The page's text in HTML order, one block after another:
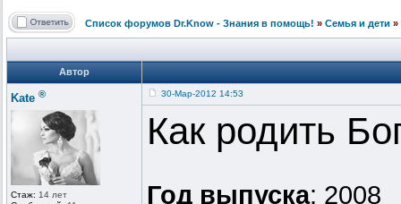
Список форумов Dr.Know - Знания в помощь! » Семья и дети »
Автор
Kate ®
Стаж: 14 лет
30-Мар-2012 14:53
Как родить
Год выпуска: 2008